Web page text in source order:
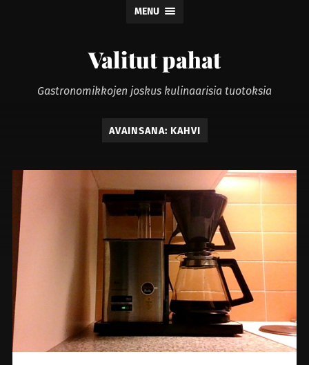
MENU
Valitut pahat
Gastronomikkojen joskus kulinaarisia tuotoksia
AVAINSANA: KAHVI